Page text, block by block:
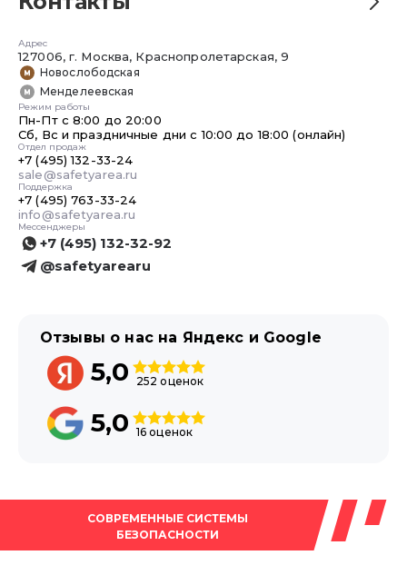
Адрес
127006, г. Москва, Краснопролетарская, 9
Новослободская
Менделеевская
Режим работы
Пн-Пт с 8:00 до 20:00
Сб, Вс и праздничные дни с 10:00 до 18:00 (онлайн)
Отдел продаж
+7 (495) 132-33-24
sale@safetyarea.ru
Поддержка
+7 (495) 763-33-24
info@safetyarea.ru
Мессенджеры
+7 (495) 132-32-92
@safetyarearu
Отзывы о нас на Яндекс и Google
5,0 252 оценок
5,0 16 оценок
СОВРЕМЕННЫЕ СИСТЕМЫ
БЕЗОПАСНОСТИ